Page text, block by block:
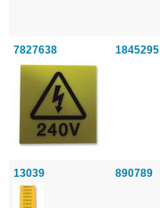
7827638 1845295
13039 890789